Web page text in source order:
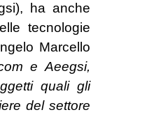
ha anche
tecnologie
Marcello
e Aeegsi,
quali gli
del settore